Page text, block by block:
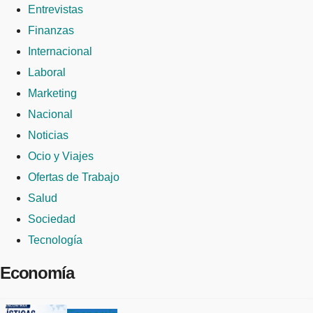
Entrevistas
Finanzas
Internacional
Laboral
Marketing
Nacional
Noticias
Ocio y Viajes
Ofertas de Trabajo
Salud
Sociedad
Tecnología
Economía